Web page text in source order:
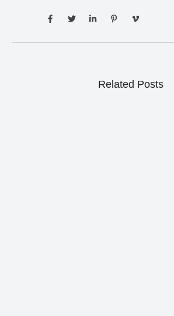
Related Posts